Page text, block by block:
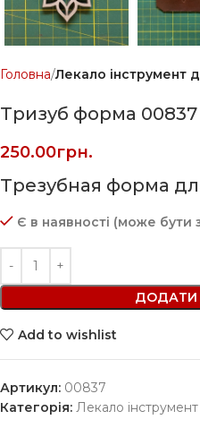
Головна Лекало інструмент
Тризуб форма 00837
250.00грн.
Трезубная форма
Є в наявності (може бути
ДОДАТИ
Add to wishlist
Артикул: 00837
Категорія: Лекало